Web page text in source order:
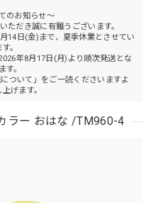
のお知らせ～
ただき誠に有難うございます。
14日(金)まで、夏季休業とさせてい
。
年8月17日(月)より順次発送とな
す。
ついて」をご一読くださいますよ
げます。
ラー おはな /TM960-4